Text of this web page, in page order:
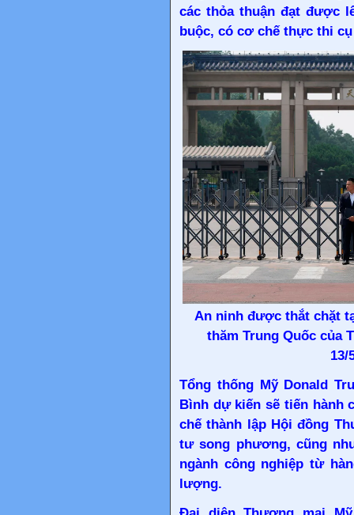
các thỏa thuận đạt được
buộc, có cơ chế thực thi
An ninh được thắt chặt
thăm Trung Quốc của
13/
Tổng thống Mỹ Donald
Bình dự kiến sẽ tiến hành
chế thành lập Hội đồng
tư song phương, cũng
ngành công nghiệp từ
lượng.